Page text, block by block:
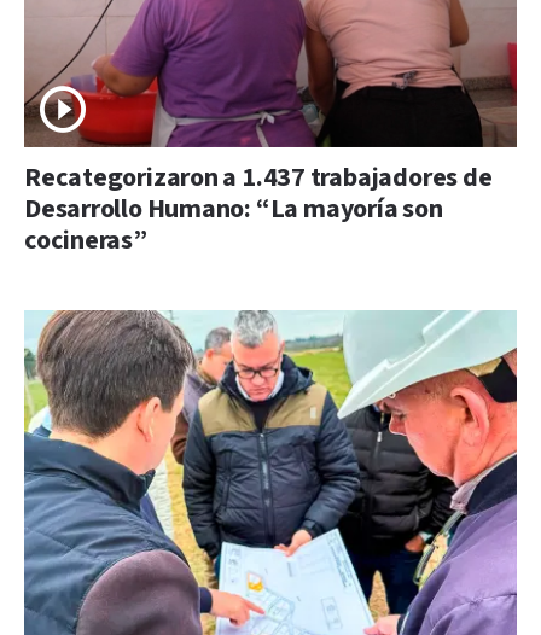
Recategorizaron a 1.437 trabajadores de
Desarrollo Humano: “La mayoría son
cocineras”